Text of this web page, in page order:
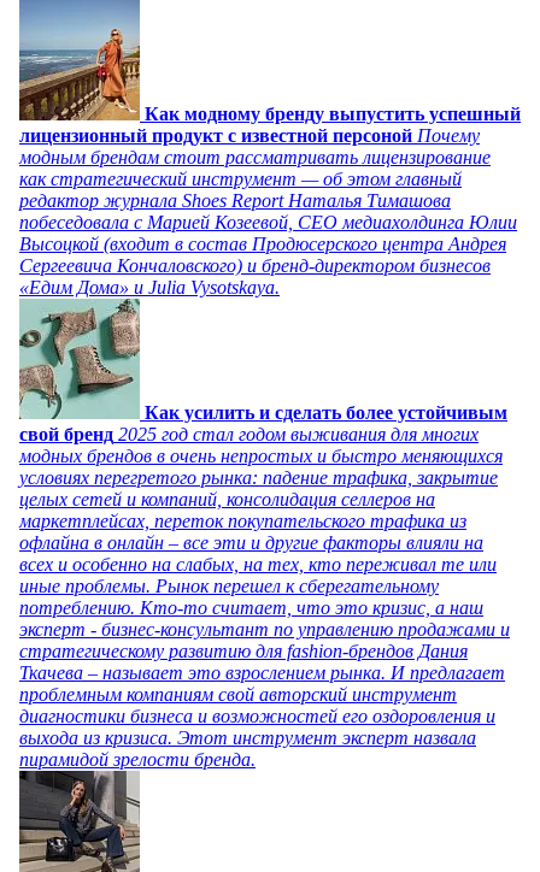
Как модному бренду выпустить успешный
лицензионный продукт с известной персоной Почему
модным брендам стоит рассматривать лицензирование
как стратегический инструмент — об этом главный
редактор журнала Shoes Report Наталья Тимашова
побеседовала с Марией Козеевой, СЕО медиахолдинга Юлии
Высоцкой (входит в состав Продюсерского центра Андрея
Сергеевича Кончаловского) и бренд-директором бизнесов
«Едим Дома» и Julia Vysotskaya.
Как усилить и сделать более устойчивым
свой бренд 2025 год стал годом выживания для многих
модных брендов в очень непростых и быстро меняющихся
условиях перегретого рынка: падение трафика, закрытие
целых сетей и компаний, консолидация селлеров на
маркетплейсах, переток покупательского трафика из
офлайна в онлайн – все эти и другие факторы влияли на
всех и особенно на слабых, на тех, кто переживал те или
иные проблемы. Рынок перешел к сберегательному
потреблению. Кто-то считает, что это кризис, а наш
эксперт - бизнес-консультант по управлению продажами и
стратегическому развитию для fashion-брендов Дания
Ткачева – называет это взрослением рынка. И предлагает
проблемным компаниям свой авторский инструмент
диагностики бизнеса и возможностей его оздоровления и
выхода из кризиса. Этот инструмент эксперт назвала
пирамидой зрелости бренда.